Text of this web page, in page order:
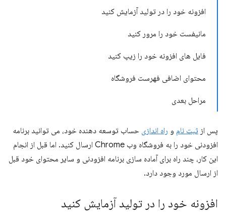
افزونه خود را در تولید آزمایش کنید
مانیفست خود را مرور کنید
فایل های افزونه خود را زیپ کنید
محتوای اضافی فهرست فروشگاه
مراحل بعدی
پس از ثبت نام و راه اندازی حساب توسعه دهنده خود، می توانید برنامه
افزودنی خود را به فروشگاه وب Chrome ارسال کنید. اما قبل از انجام
این کار، چند راه برای آماده سازی برنامه افزودنی و سایر محتوای خود قبل
از ارسال مورد وجود دارد.
افزونه خود را در تولید آزمایش کنید